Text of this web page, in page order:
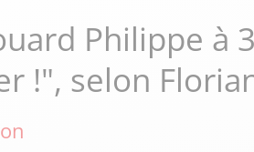
Philippe à
!", selon